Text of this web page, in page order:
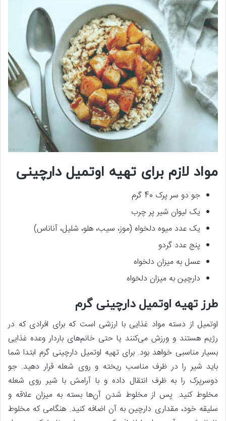
مواد لازم برای تهیه اوتمیل دارچینی
جو دو سر پرک 40 گرم
یک لیوان شیر پر چرب
یک عدد میوه دلخواه (موز، سیب، هلو، شلیل، آناناس)
پنج عدد گردو
عسل به میزان دلخواه
دارچین به میزان دلخواه
طرز تهیه اوتمیل دارچینی گرم
اوتمیل از دسته مواد غذایی با ارزشی است که برای افرادی که در
رژیم هستند و ورزش می‌کنند یا حتی خانم‌های باردار وعده غذایی
بسیار مناسبی خواهد بود. برای تهیه اوتمیل دارچینی گرم ابتدا شما
باید شیر را در ظرف مناسب ریخته و روی شعله قرار دهید. جو
دوسرپرک را به ظرف انتقال داده و با آرامش با شیر روی شعله
مخلوط کنید. پس از مخلوط شدن آن‌ها بسته به میزان علاقه و
سلیقه خود، مقداری دارچین به آن اضافه کنید. هنگامی که مخلوط